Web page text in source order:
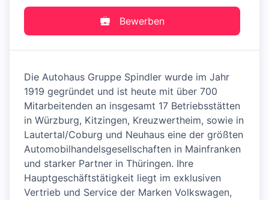
Bewerben
Die Autohaus Gruppe Spindler wurde im Jahr
1919 gegründet und ist heute mit über 700
Mitarbeitenden an insgesamt 17 Betriebsstätten
in Würzburg, Kitzingen, Kreuzwertheim, sowie in
Lautertal/Coburg und Neuhaus eine der größten
Automobilhandelsgesellschaften in Mainfranken
und starker Partner in Thüringen. Ihre
Hauptgeschäftstätigkeit liegt im exklusiven
Vertrieb und Service der Marken Volkswagen,